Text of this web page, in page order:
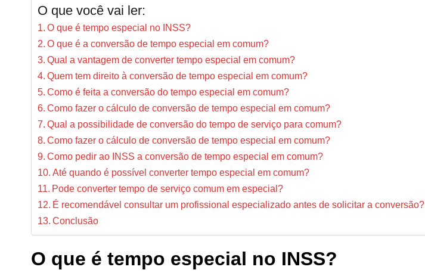
O que você vai ler:
O que é tempo especial no INSS?
O que é a conversão de tempo especial em comum?
Qual a vantagem de converter tempo especial em comum?
Quem tem direito à conversão de tempo especial em comum?
Como é feita a conversão do tempo especial em comum?
Como fazer o cálculo de conversão de tempo especial em comum?
Qual a possibilidade de conversão do tempo de serviço para comum?
Como fazer o cálculo de conversão de tempo especial em comum?
Como pedir ao INSS a conversão de tempo especial em comum?
Até quando é possível converter tempo especial em comum?
Pode converter tempo de serviço comum em especial?
É recomendável consultar um profissional especializado antes de solicitar a conversão?
Conclusão
O que é tempo especial no INSS?